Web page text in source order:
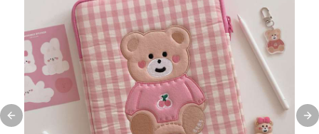
Previous slide